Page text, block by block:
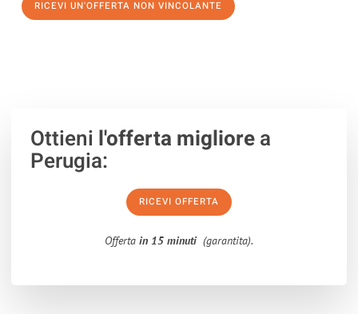
RICEVI UN'OFFERTA NON VINCOLANTE
Ottieni l'offerta migliorea
Perugia:
RICEVI OFFERTA
Offerta in 15 minuti (garantita).